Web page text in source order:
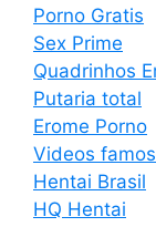
Porno Gratis
Sex Prime
Quadrinhos
Putaria total
Erome Porno
Videos
Hentai Brasil
HQ Hentai